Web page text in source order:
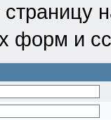
форм и